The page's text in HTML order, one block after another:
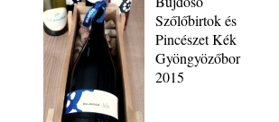
Szőlőbirtok és
Pincészet Kék
Gyöngyözőbor
2015